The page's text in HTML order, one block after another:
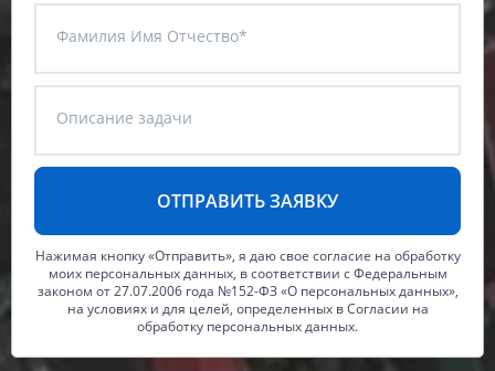
Фамилия Имя Отчество*
Описание задачи
Нажимая кнопку «Отправить», я даю свое согласие на обработку
моих персональных данных, в соответствии с Федеральным
законом от 27.07.2006 года №152-ФЗ «О персональных данных»,
на условиях и для целей, определенных в Согласии на
обработку персональных данных.